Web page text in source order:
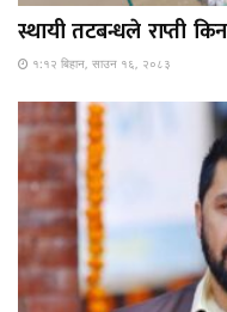
स्थायी तटबन्धले राप्ती
१:१२ बिहान, साउन १६, २०८३